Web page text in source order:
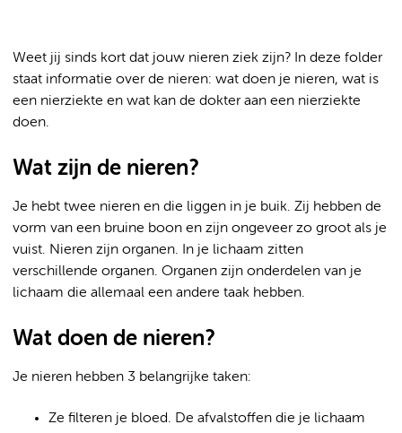
Weet jij sinds kort dat jouw nieren ziek zijn? In deze folder
staat informatie over de nieren: wat doen je nieren, wat is
een nierziekte en wat kan de dokter aan een nierziekte
doen.
Wat zijn de nieren?
Je hebt twee nieren en die liggen in je buik. Zij hebben de
vorm van een bruine boon en zijn ongeveer zo groot als je
vuist. Nieren zijn organen. In je lichaam zitten
verschillende organen. Organen zijn onderdelen van je
lichaam die allemaal een andere taak hebben.
Wat doen de nieren?
Je nieren hebben 3 belangrijke taken:
Ze filteren je bloed. De afvalstoffen die je lichaam